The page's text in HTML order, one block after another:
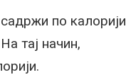
по калорији
тај начин,